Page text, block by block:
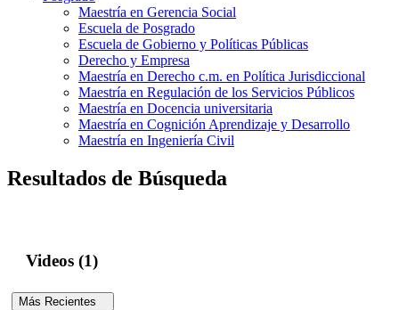
Maestría en Gerencia Social
Escuela de Posgrado
Escuela de Gobierno y Políticas Públicas
Derecho y Empresa
Maestría en Derecho c.m. en Política Jurisdiccional
Maestría en Regulación de los Servicios Públicos
Maestría en Docencia universitaria
Maestría en Cognición Aprendizaje y Desarrollo
Maestría en Ingeniería Civil
Resultados de Búsqueda
Videos (1)
Más Recientes